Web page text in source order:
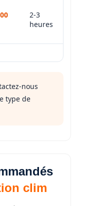
2-3
heures
nous
type de
clim